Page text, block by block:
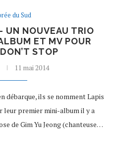
du Sud
UN NOUVEAU TRIO
ET MV POUR
STOP
11 mai 2014
débarque, ils se nomment Lapis
leur premier mini-album il y a
de Gim Yu Jeong (chanteuse…